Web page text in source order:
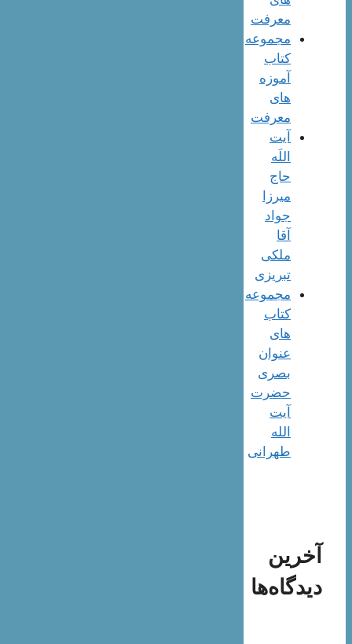
معرفت
مجموعه
کتاب
آموزه
های
معرفت
آیت
اللَه
حاج
میرزا
جواد
آقا
ملکی
تبریزی
مجموعه
کتاب
های
عنوان
بصری
حضرت
آیت
الله
طهرانی
آخرین
دیدگاه‌ها